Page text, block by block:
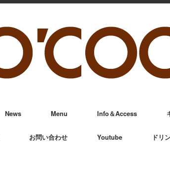
News Menu Info＆Access
お問い合わせ Youtube ドリ